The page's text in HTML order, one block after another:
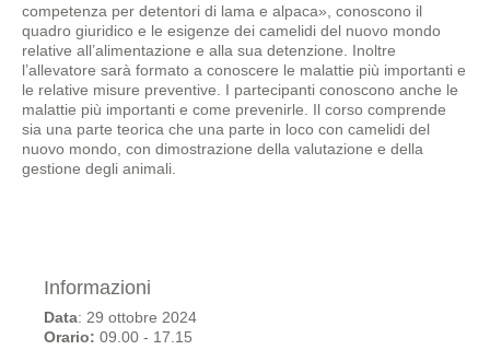
competenza per detentori di lama e alpaca», conoscono il
quadro giuridico e le esigenze dei camelidi del nuovo mondo
relative all’alimentazione e alla sua detenzione. Inoltre
l’allevatore sarà formato a conoscere le malattie più importanti e
le relative misure preventive. I partecipanti conoscono anche le
malattie più importanti e come prevenirle. Il corso comprende
sia una parte teorica che una parte in loco con camelidi del
nuovo mondo, con dimostrazione della valutazione e della
gestione degli animali.
Informazioni
Data: 29 ottobre 2024
Orario: 09.00 - 17.15